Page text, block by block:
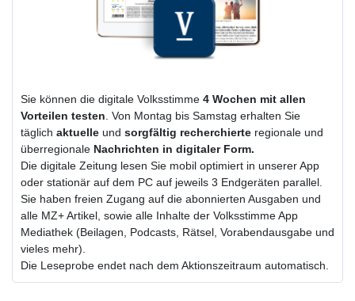
Sie können die digitale Volksstimme 4 Wochen mit allen
Vorteilen testen . Von Montag bis Samstag erhalten Sie
täglich aktuelle und sorgfältig recherchierte regionale und
überregionale Nachrichten in digitaler Form.
Die digitale Zeitung lesen Sie mobil optimiert in unserer App
oder stationär auf dem PC auf jeweils 3 Endgeräten parallel.
Sie haben freien Zugang auf die abonnierten Ausgaben und
alle MZ+ Artikel, sowie alle Inhalte der Volksstimme App
Mediathek (Beilagen, Podcasts, Rätsel, Vorabendausgabe und
vieles mehr).
Die Leseprobe endet nach dem Aktionszeitraum automatisch.